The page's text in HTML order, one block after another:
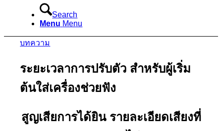
Search
Menu Menu
บทความ
ระยะเวลาการปรับตัว สำหรับผู้เริ่ม
ต้นใส่เครื่องช่วยฟัง
สูญเสียการได้ยิน รายละเอียดเสียงที่